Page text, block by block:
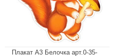
Плакат А3 Белочка арт.0-35-